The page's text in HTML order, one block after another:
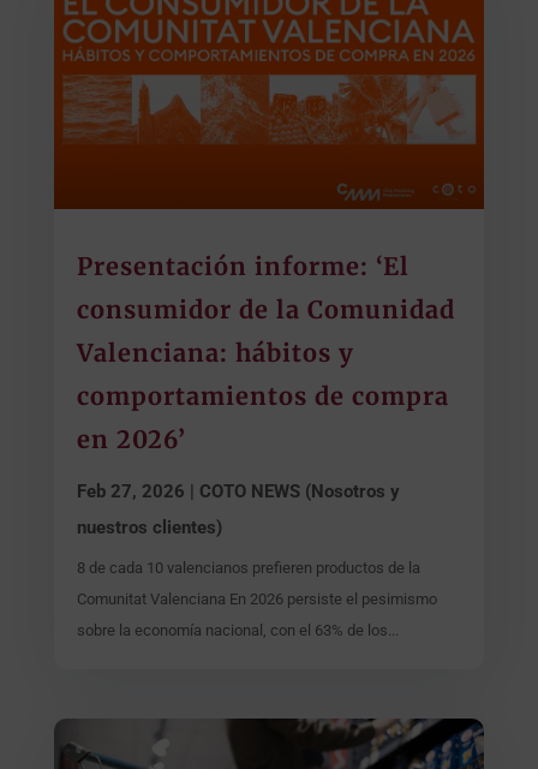
Presentación informe: ‘El
consumidor de la Comunidad
Valenciana: hábitos y
comportamientos de compra
en 2026’
Feb 27, 2026 | COTO NEWS (Nosotros y
nuestros clientes)
8 de cada 10 valencianos prefieren productos de la
Comunitat Valenciana En 2026 persiste el pesimismo
sobre la economía nacional, con el 63% de los...